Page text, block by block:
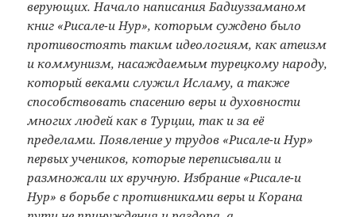
верующих. Начало написания Бадиуззаманом
книг «Рисале-и Нур», которым суждено было
противостоять таким идеологиям, как атеизм
и коммунизм, насаждаемым турецкому народу,
который веками служил Исламу, а также
способствовать спасению веры и духовности
многих людей как в Турции, так и за её
пределами. Появление у трудов «Рисале-и Нур»
первых учеников, которые переписывали и
размножали их вручную. Избрание «Рисале-и
Нур» в борьбе с противниками веры и Корана